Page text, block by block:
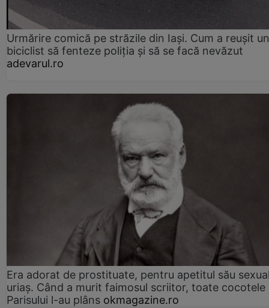
Urmărire comică pe străzile din Iași. Cum a reușit un
biciclist să fenteze poliția și să se facă nevăzut
adevarul.ro
Era adorat de prostituate, pentru apetitul său
uriaș. Când a murit faimosul scriitor, toate cocotele
Parisului l-au plâns okmagazine.ro